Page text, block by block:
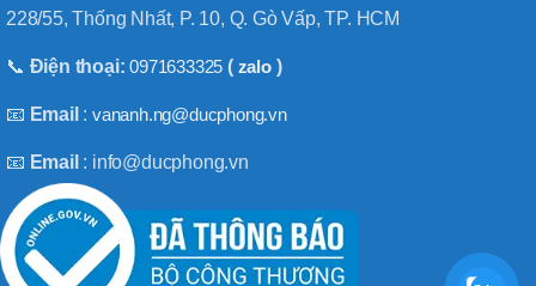
228/55, Thống Nhất, P. 10, Q. Gò Vấp, TP. HCM
📞 Điện thoại:0971633325 ( zalo)
📧 Email :vananh.ng@ducphong.vn
📧 Email : info@ducphong.vn